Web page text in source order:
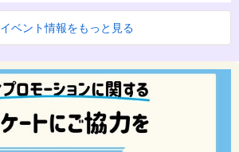
イベント情報をもっと見る